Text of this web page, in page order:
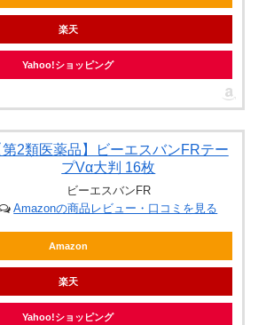
楽天
Yahoo!ショッピング
第2類医薬品】ビーエスバンFRテー
プVα大判 16枚
ビーエスバンFR
Amazonの商品レビュー・口コミを見る
Amazon
楽天
Yahoo!ショッピング